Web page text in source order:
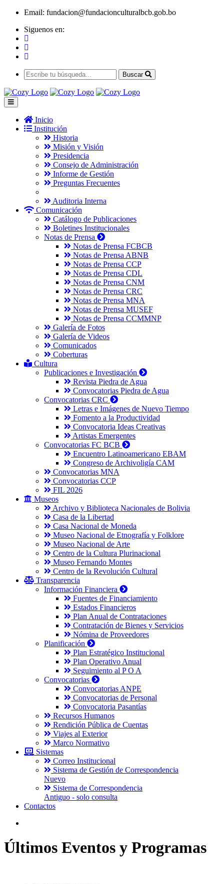
Email: fundacion@fundacionculturalbcb.gob.bo
Siguenos en:
Buscar
Inicio
Institución
Historia
Misión y Visión
Presidencia
Consejo de Administración
Informe de Gestión
Preguntas Frecuentes
Auditoria Interna
Comunicación
Catálogo de Publicaciones
Boletines Institucionales
Notas de Prensa
Notas de Prensa FCBCB
Notas de Prensa ABNB
Notas de Prensa CCP
Notas de Prensa CDL
Notas de Prensa CNM
Notas de Prensa CRC
Notas de Prensa MNA
Notas de Prensa MUSEF
Notas de Prensa CCMMNP
Galería de Fotos
Galería de Videos
Comunicados
Coberturas
Cultura
Publicaciones e Investigación
Revista Piedra de Agua
Convocatorias Piedra de Agua
Convocatorias CRC
Letras e Imágenes de Nuevo Tiempo
Fomento a la Productividad
Convocatoria Ideas Creativas
Artistas Emergentes
Convocatorias FC BCB
Encuentro Latinoamericano EBAM
Congreso de Archivoligía CAM
Convocatorias MNA
Convocatorias CCP
FIL 2026
Museos
Archivo y Biblioteca Nacionales de Bolivia
Casa de la Libertad
Casa Nacional de Moneda
Museo Nacional de Etnografía y Folklore
Museo Nacional de Arte
Centro de la Cultura Plurinacional
Museo Fernando Montes
Centro de la Revolución Cultural
Transparencia
Información Financiera
Fuentes de Financiamiento
Estados Financieros
Plan Anual de Contrataciones
Contratación de Bienes y Servicios
Nómina de Proveedores
Planificación
Plan Estratégico Institucional
Plan Operativo Anual
Seguimiento al P O A
Convocatorias
Convocatorias ANPE
Convocatorias de Personal
Convocatoria Pasantías
Recursos Humanos
Rendición Pública de Cuentas
Viajes al Exterior
Marco Normativo
Sistemas
Correo Institucional
Sistema de Gestión de Correspondencia
Nuevo
Sistema de Correspondencia
Antiguo - solo consulta
Contactos
Últimos Eventos y Programas